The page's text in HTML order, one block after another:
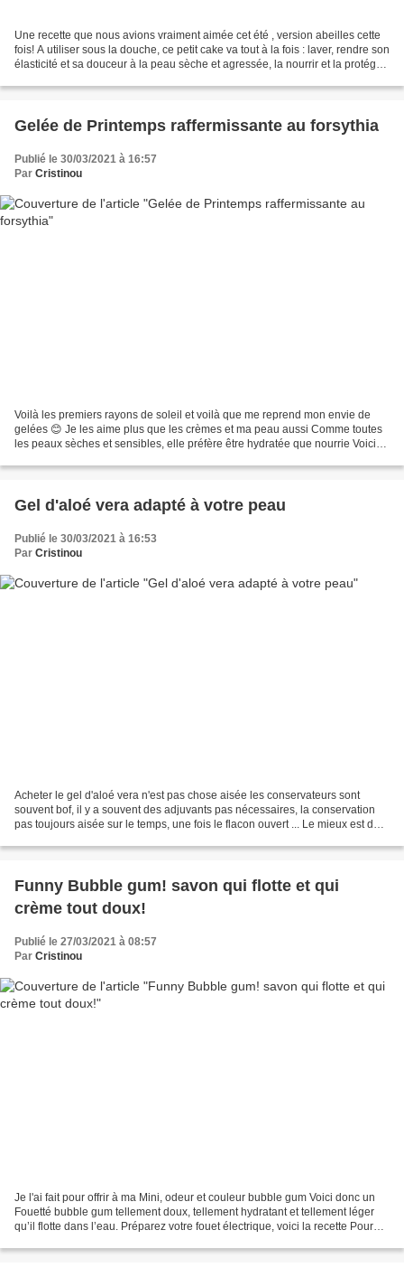
Une recette que nous avions vraiment aimée cet été , version abeilles cette
fois! A utiliser sous la douche, ce petit cake va tout à la fois : laver, rendre son
élasticité et sa douceur à la peau sèche et agressée, la nourrir et la protéger
Gelée de Printemps raffermissante au forsythia
Publié le 30/03/2021 à 16:57
Par Cristinou
Voilà les premiers rayons de soleil et voilà que me reprend mon envie de
gelées 😊 Je les aime plus que les crèmes et ma peau aussi Comme toutes
les peaux sèches et sensibles, elle préfère être hydratée que nourrie Voici
Gel d'aloé vera adapté à votre peau
Publié le 30/03/2021 à 16:53
Par Cristinou
Acheter le gel d'aloé vera n'est pas chose aisée les conservateurs sont
souvent bof, il y a souvent des adjuvants pas nécessaires, la conservation
pas toujours aisée sur le temps, une fois le flacon ouvert ... Le mieux est de
Funny Bubble gum! savon qui flotte et qui
crème tout doux!
Publié le 27/03/2021 à 08:57
Par Cristinou
Je l'ai fait pour offrir à ma Mini, odeur et couleur bubble gum Voici donc un
Fouetté bubble gum tellement doux, tellement hydratant et tellement léger
qu’il flotte dans l’eau. Préparez votre fouet électrique, voici la recette Pour